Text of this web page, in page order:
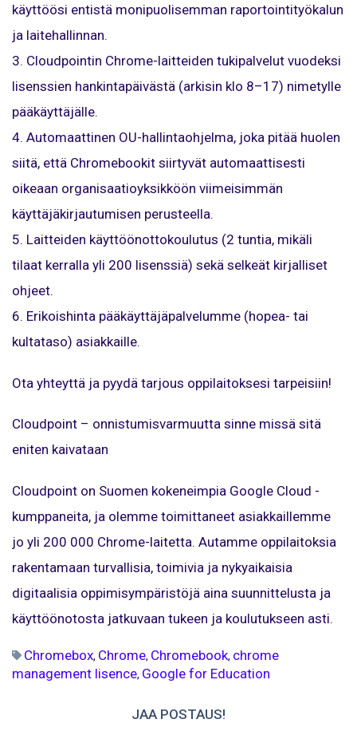
käyttöösi entistä monipuolisemman raportointityökalun
ja laitehallinnan.
3. Cloudpointin Chrome-laitteiden tukipalvelut vuodeksi
lisenssien hankintapäivästä (arkisin klo 8–17) nimetylle
pääkäyttäjälle.
4. Automaattinen OU-hallintaohjelma, joka pitää huolen
siitä, että Chromebookit siirtyvät automaattisesti
oikeaan organisaatioyksikköön viimeisimmän
käyttäjäkirjautumisen perusteella.
5. Laitteiden käyttöönottokoulutus (2 tuntia, mikäli
tilaat kerralla yli 200 lisenssiä) sekä selkeät kirjalliset
ohjeet.
6. Erikoishinta pääkäyttäjäpalvelumme (hopea- tai
kultataso) asiakkaille.
Ota yhteyttä ja pyydä tarjous oppilaitoksesi tarpeisiin!
Cloudpoint – onnistumisvarmuutta sinne missä sitä
eniten kaivataan
Cloudpoint on Suomen kokeneimpia Google Cloud -
kumppaneita, ja olemme toimittaneet asiakkaillemme
jo yli 200 000 Chrome-laitetta. Autamme oppilaitoksia
rakentamaan turvallisia, toimivia ja nykyaikaisia
digitaalisia oppimisympäristöjä aina suunnittelusta ja
käyttöönotosta jatkuvaan tukeen ja koulutukseen asti.
Chromebox, Chrome, Chromebook, chrome
management lisence, Google for Education
JAA POSTAUS!